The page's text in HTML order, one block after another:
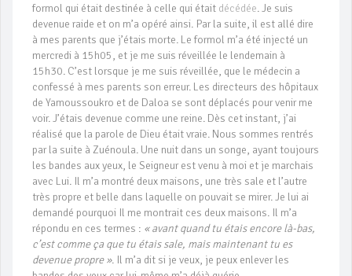
formol qui était destinée à celle qui était décédée. Je suis
devenue raide et on m’a opéré ainsi. Par la suite, il est allé dire
à mes parents que j’étais morte. Le formol m’a été injecté un
mercredi à 15h05, et je me suis réveillée le lendemain à
15h30. C’est lorsque je me suis réveillée, que le médecin a
confessé à mes parents son erreur. Les directeurs des hôpitaux
de Yamoussoukro et de Daloa se sont déplacés pour venir me
voir. J’étais devenue comme une reine. Dès cet instant, j’ai
réalisé que la parole de Dieu était vraie. Nous sommes rentrés
par la suite à Zuénoula. Une nuit dans un songe, ayant toujours
les bandes aux yeux, le Seigneur est venu à moi et je marchais
avec Lui. Il m’a montré deux maisons, une très sale et l’autre
très propre et belle dans laquelle on pouvait se mirer. Je lui ai
demandé pourquoi Il me montrait ces deux maisons. Il m’a
répondu en ces termes : « avant quand tu étais encore là-bas,
c’est comme ça que tu étais sale, mais maintenant tu es
devenue propre ». Il m’a dit si je veux, je peux enlever les